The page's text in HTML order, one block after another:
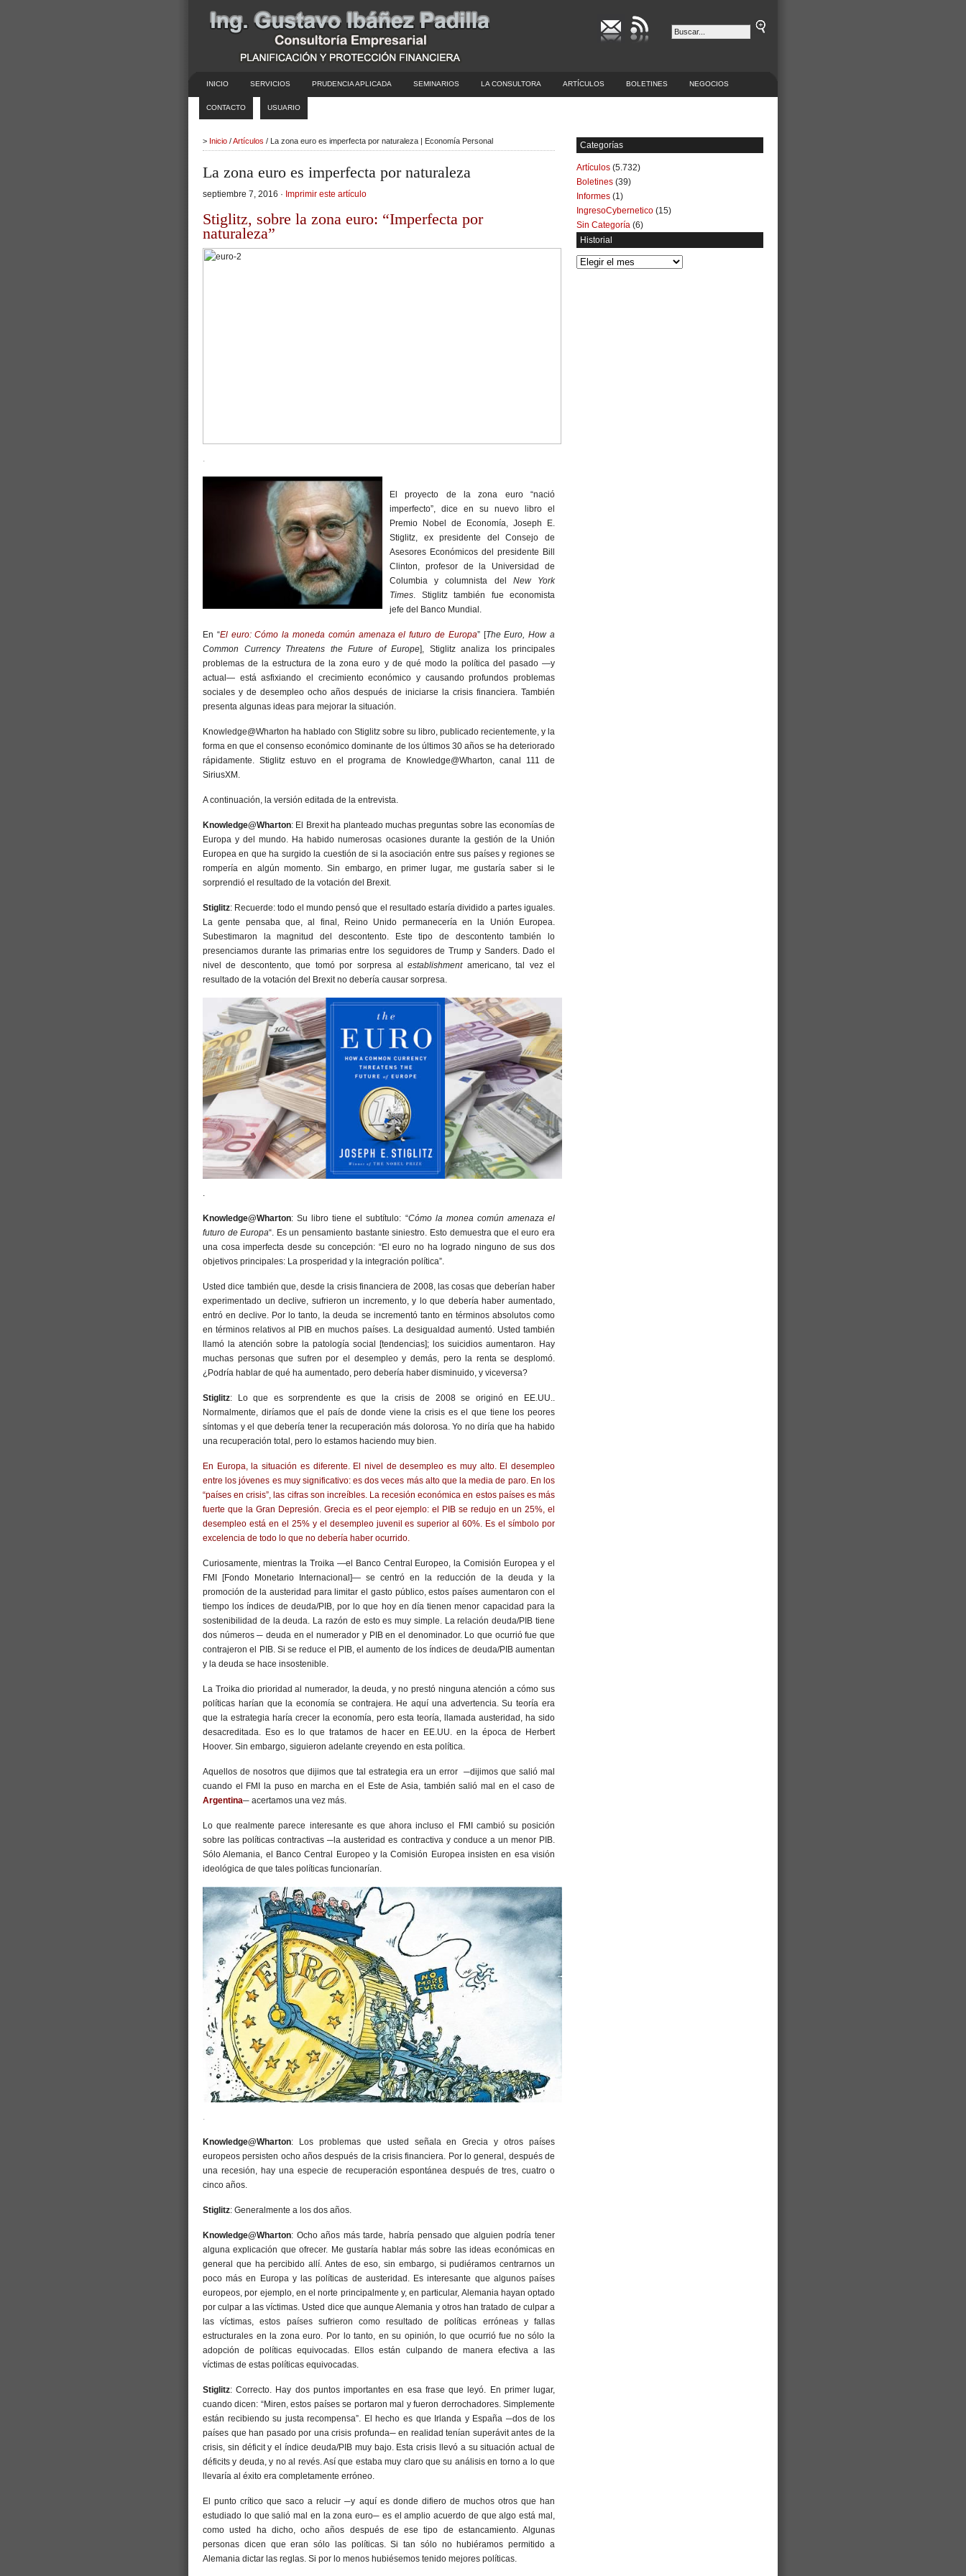
INICIO SERVICIOS PRUDENCIA APLICADA SEMINARIOS LA CONSULTORA ARTÍCULOS BOLETINES NEGOCIOS
CONTACTO USUARIO
> Inicio /Artículos / La zona euro es imperfecta por naturaleza | Economía Personal
La zona euro es imperfecta por naturaleza
septiembre 7, 2016 · Imprimir este artículo
Stiglitz, sobre la zona euro: “Imperfecta por
naturaleza”
.
El proyecto de la zona euro “nació
imperfecto”, dice en su nuevo libro el
Premio Nobel de Economía, Joseph E.
Stiglitz, ex presidente del Consejo de
Asesores Económicos del presidente Bill
Clinton, profesor de la Universidad de
Columbia y columnista del New York
Times. Stiglitz también fue economista
jefe del Banco Mundial.
En “El euro: Cómo la moneda común amenaza el futuro de Europa” [The Euro, How a
Common Currency Threatens the Future of Europe], Stiglitz analiza los principales
problemas de la estructura de la zona euro y de qué modo la política del pasado —y
actual— está asfixiando el crecimiento económico y causando profundos problemas
sociales y de desempleo ocho años después de iniciarse la crisis financiera. También
presenta algunas ideas para mejorar la situación.
Knowledge@Wharton ha hablado con Stiglitz sobre su libro, publicado recientemente, y la
forma en que el consenso económico dominante de los últimos 30 años se ha deteriorado
rápidamente. Stiglitz estuvo en el programa de Knowledge@Wharton, canal 111 de
SiriusXM.
A continuación, la versión editada de la entrevista.
Knowledge@Wharton: El Brexit ha planteado muchas preguntas sobre las economías de
Europa y del mundo. Ha habido numerosas ocasiones durante la gestión de la Unión
Europea en que ha surgido la cuestión de si la asociación entre sus países y regiones se
rompería en algún momento. Sin embargo, en primer lugar, me gustaría saber si le
sorprendió el resultado de la votación del Brexit.
Stiglitz: Recuerde: todo el mundo pensó que el resultado estaría dividido a partes iguales.
La gente pensaba que, al final, Reino Unido permanecería en la Unión Europea.
Subestimaron la magnitud del descontento. Este tipo de descontento también lo
presenciamos durante las primarias entre los seguidores de Trump y Sanders. Dado el
nivel de descontento, que tomó por sorpresa alestablishmentamericano, tal vez el
resultado de la votación del Brexit no debería causar sorpresa.
.
Knowledge@Wharton: Su libro tiene el subtítulo: “Cómo la monea común amenaza el
futuro de Europa“. Es un pensamiento bastante siniestro. Esto demuestra que el euro era
una cosa imperfecta desde su concepción: “El euro no ha logrado ninguno de sus dos
objetivos principales: La prosperidad y la integración política”.
Usted dice también que, desde la crisis financiera de 2008, las cosas que deberían haber
experimentado un declive, sufrieron un incremento, y lo que debería haber aumentado,
entró en declive. Por lo tanto, la deuda se incrementó tanto en términos absolutos como
en términos relativos al PIB en muchos países. La desigualdad aumentó. Usted también
llamó la atención sobre la patología social [tendencias]; los suicidios aumentaron. Hay
muchas personas que sufren por el desempleo y demás, pero la renta se desplomó.
¿Podría hablar de qué ha aumentado, pero debería haber disminuido, y viceversa?
Stiglitz: Lo que es sorprendente es que la crisis de 2008 se originó en EE.UU..
Normalmente, diríamos que el país de donde viene la crisis es el que tiene los peores
síntomas y el que debería tener la recuperación más dolorosa. Yo no diría que ha habido
una recuperación total, pero lo estamos haciendo muy bien.
En Europa, la situación es diferente. El nivel de desempleo es muy alto. El desempleo
entre los jóvenes es muy significativo: es dos veces más alto que la media de paro. En los
“países en crisis”, las cifras son increíbles. La recesión económica en estos países es más
fuerte que la Gran Depresión. Grecia es el peor ejemplo: el PIB se redujo en un 25%, el
desempleo está en el 25% y el desempleo juvenil es superior al 60%. Es el símbolo por
excelencia de todo lo que no debería haber ocurrido.
Curiosamente, mientras la Troika —el Banco Central Europeo, la Comisión Europea y el
FMI [Fondo Monetario Internacional]— se centró en la reducción de la deuda y la
promoción de la austeridad para limitar el gasto público, estos países aumentaron con el
tiempo los índices de deuda/PIB, por lo que hoy en día tienen menor capacidad para la
sostenibilidad de la deuda. La razón de esto es muy simple. La relación deuda/PIB tiene
dos números ─ deuda en el numerador y PIB en el denominador. Lo que ocurrió fue que
contrajeron el PIB. Si se reduce el PIB, el aumento de los índices de deuda/PIB aumentan
y la deuda se hace insostenible.
La Troika dio prioridad al numerador, la deuda, y no prestó ninguna atención a cómo sus
políticas harían que la economía se contrajera. He aquí una advertencia. Su teoría era
que la estrategia haría crecer la economía, pero esta teoría, llamada austeridad, ha sido
desacreditada. Eso es lo que tratamos de hacer en EE.UU. en la época de Herbert
Hoover. Sin embargo, siguieron adelante creyendo en esta política.
Aquellos de nosotros que dijimos que tal estrategia era un error ─dijimos que salió mal
cuando el FMI la puso en marcha en el Este de Asia, también salió mal en el caso de
Argentina─ acertamos una vez más.
Lo que realmente parece interesante es que ahora incluso el FMI cambió su posición
sobre las políticas contractivas ─la austeridad es contractiva y conduce a un menor PIB.
Sólo Alemania, el Banco Central Europeo y la Comisión Europea insisten en esa visión
ideológica de que tales políticas funcionarían.
.
Knowledge@Wharton: Los problemas que usted señala en Grecia y otros países
europeos persisten ocho años después de la crisis financiera. Por lo general, después de
una recesión, hay una especie de recuperación espontánea después de tres, cuatro o
cinco años.
Stiglitz: Generalmente a los dos años.
Knowledge@Wharton: Ocho años más tarde, habría pensado que alguien podría tener
alguna explicación que ofrecer. Me gustaría hablar más sobre las ideas económicas en
general que ha percibido allí. Antes de eso, sin embargo, si pudiéramos centrarnos un
poco más en Europa y las políticas de austeridad. Es interesante que algunos países
europeos, por ejemplo, en el norte principalmente y, en particular, Alemania hayan optado
por culpar a las víctimas. Usted dice que aunque Alemania y otros han tratado de culpar a
las víctimas, estos países sufrieron como resultado de políticas erróneas y fallas
estructurales en la zona euro. Por lo tanto, en su opinión, lo que ocurrió fue no sólo la
adopción de políticas equivocadas. Ellos están culpando de manera efectiva a las
víctimas de estas políticas equivocadas.
Stiglitz: Correcto. Hay dos puntos importantes en esa frase que leyó. En primer lugar,
cuando dicen: “Miren, estos países se portaron mal y fueron derrochadores. Simplemente
están recibiendo su justa recompensa”. El hecho es que Irlanda y España ─dos de los
países que han pasado por una crisis profunda─ en realidad tenían superávit antes de la
crisis, sin déficit y el índice deuda/PIB muy bajo. Esta crisis llevó a su situación actual de
déficits y deuda, y no al revés. Así que estaba muy claro que su análisis en torno a lo que
llevaría al éxito era completamente erróneo.
El punto crítico que saco a relucir ─y aquí es donde difiero de muchos otros que han
estudiado lo que salió mal en la zona euro─ es el amplio acuerdo de que algo está mal,
como usted ha dicho, ocho años después de ese tipo de estancamiento. Algunas
personas dicen que eran sólo las políticas. Si tan sólo no hubiéramos permitido a
Alemania dictar las reglas. Si por lo menos hubiésemos tenido mejores políticas.
Categorías
Artículos (5.732)
Boletines (39)
Informes (1)
IngresoCybernetico (15)
Sin Categoría (6)
Historial
Historial